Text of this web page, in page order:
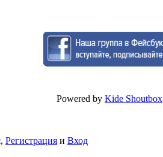
Powered by Kide Shoutbox
Регистрация и Вход